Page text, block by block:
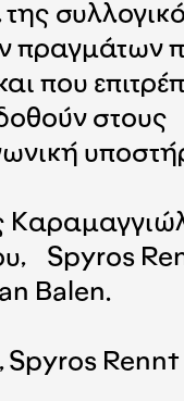
που
Spyros
Balen.
Rennt